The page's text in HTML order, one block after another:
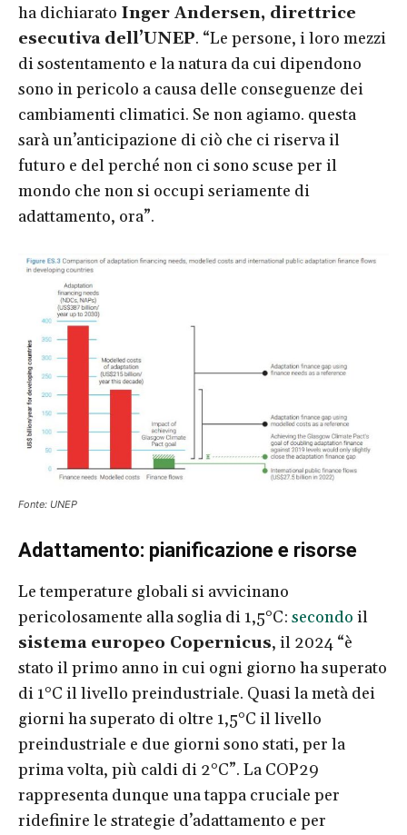
ha dichiarato Inger Andersen, direttrice
esecutiva dell’UNEP. “Le persone, i loro mezzi
di sostentamento e la natura da cui dipendono
sono in pericolo a causa delle conseguenze dei
cambiamenti climatici. Se non agiamo. questa
sarà un’anticipazione di ciò che ci riserva il
futuro e del perché non ci sono scuse per il
mondo che non si occupi seriamente di
adattamento, ora”.
Fonte: UNEP
Adattamento: pianificazione e risorse
Le temperature globali si avvicinano
pericolosamente alla soglia di 1,5°C: secondo il
sistema europeo Copernicus, il 2024 “è
stato il primo anno in cui ogni giorno ha superato
di 1°C il livello preindustriale. Quasi la metà dei
giorni ha superato di oltre 1,5°C il livello
preindustriale e due giorni sono stati, per la
prima volta, più caldi di 2°C”. La COP29
rappresenta dunque una tappa cruciale per
ridefinire le strategie d’adattamento e per